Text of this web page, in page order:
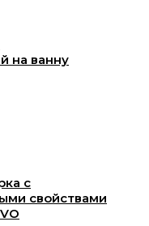
на ванну
с
свойствами